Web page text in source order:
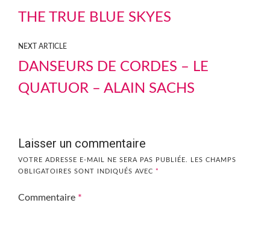
THE TRUE BLUE SKYES
NEXT ARTICLE
DANSEURS DE CORDES – LE
QUATUOR – ALAIN SACHS
Laisser un commentaire
VOTRE ADRESSE E-MAIL NE SERA PAS PUBLIÉE.
LES CHAMPS
OBLIGATOIRES SONT INDIQUÉS AVEC *
Commentaire *